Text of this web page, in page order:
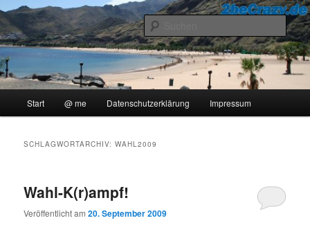
Zum
primären
Inhalt
springen
Zum
sekundären
Inhalt
springen2beCrazy
..::Ollis Blog::..
Start @ me Datenschutzerklärung Impressum
SCHLAGWORTARCHIV:WAHL2009
Wahl-K(r)ampf!
Veröffentlicht am20. September 2009